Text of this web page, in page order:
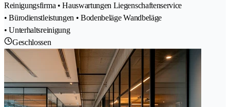
Reinigungsfirma • Hauswartungen Liegenschaftenservice
• Bürodienstleistungen • Bodenbeläge Wandbeläge
• Unterhaltsreinigung
Geschlossen